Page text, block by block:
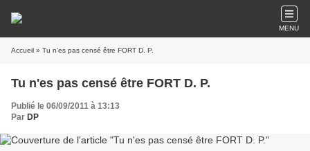
MENU
Accueil » Tu n'es pas censé être FORT D. P.
Tu n'es pas censé être FORT D. P.
Publié le 06/09/2011 à 13:13
Par DP